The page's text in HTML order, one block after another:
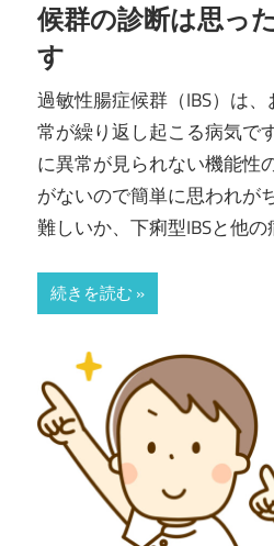
科・
IBD
ク
リ
ニ
ッ
ク
候群の診断は思っ
す
過敏性腸症候群（IBS）は
常が繰り返し起こる病気で
に異常が見られない機能性
がないので簡単に思われが
難しいか、下痢型IBSと他の
続きを読む